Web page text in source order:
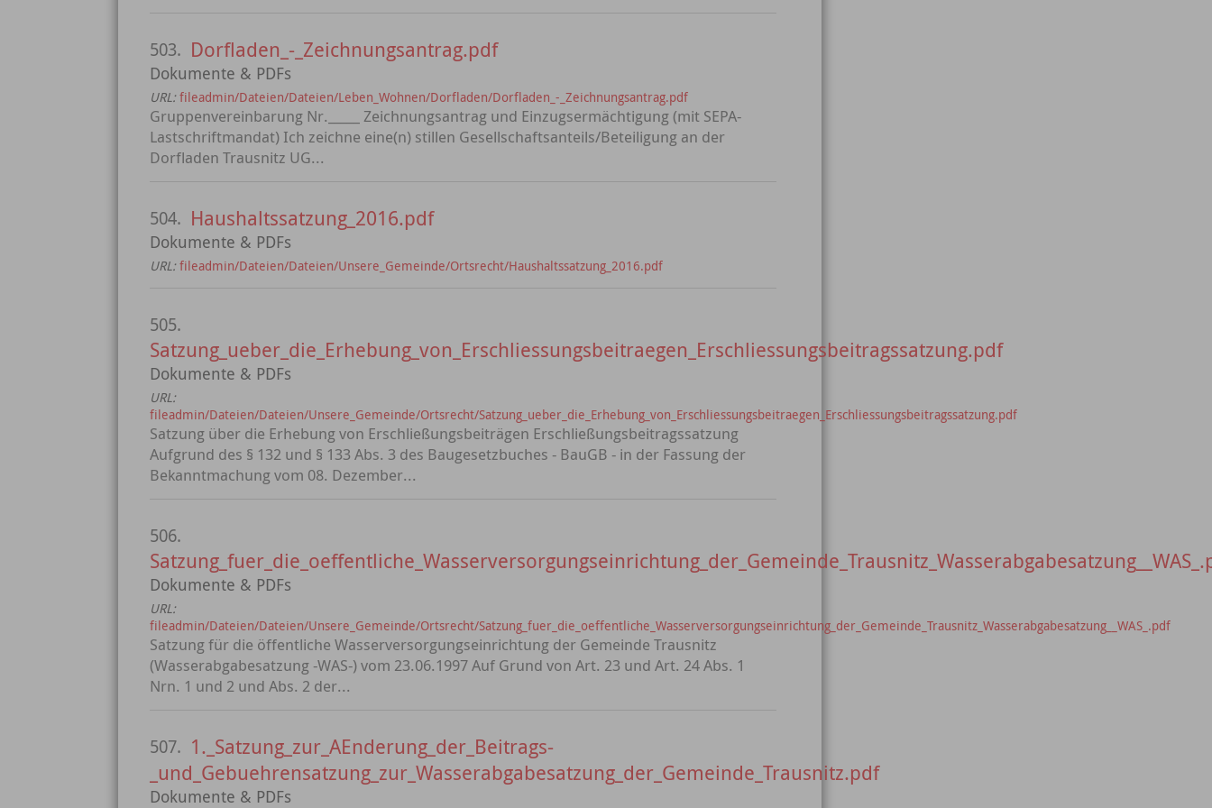
503. Dorfladen_-_Zeichnungsantrag.pdf
Dokumente & PDFs
URL: fileadmin/Dateien/Dateien/Leben_Wohnen/Dorfladen/Dorfladen_-_Zeichnungsantrag.pdf
Gruppenvereinbarung Nr._____ Zeichnungsantrag und Einzugsermächtigung (mit SEPA-
Lastschriftmandat) Ich zeichne eine(n) stillen Gesellschaftsanteils/Beteiligung an der
Dorfladen Trausnitz UG...
504. Haushaltssatzung_2016.pdf
Dokumente & PDFs
URL: fileadmin/Dateien/Dateien/Unsere_Gemeinde/Ortsrecht/Haushaltssatzung_2016.pdf
505.
Satzung_ueber_die_Erhebung_von_Erschliessungsbeitraegen_Erschliessungsbeitragssatzung.pdf
Dokumente & PDFs
URL:
fileadmin/Dateien/Dateien/Unsere_Gemeinde/Ortsrecht/Satzung_ueber_die_Erhebung_von_Erschliessungsbeitraegen_Erschliessungsbeitragssatzung.pdf
Satzung über die Erhebung von Erschließungsbeiträgen Erschließungsbeitragssatzung
Aufgrund des § 132 und § 133 Abs. 3 des Baugesetzbuches - BauGB - in der Fassung der
Bekanntmachung vom 08. Dezember...
506.
Dokumente & PDFs
URL:
fileadmin/Dateien/Dateien/Unsere_Gemeinde/Ortsrecht/Satzung_fuer_die_oeffentliche_Wasserversorgungseinrichtung_der_Gemeinde_Trausnitz_Wasserabgabesatzung__WAS_.pdf
Satzung für die öffentliche Wasserversorgungseinrichtung der Gemeinde Trausnitz
(Wasserabgabesatzung -WAS-) vom 23.06.1997 Auf Grund von Art. 23 und Art. 24 Abs. 1
Nrn. 1 und 2 und Abs. 2 der...
507. 1._Satzung_zur_AEnderung_der_Beitrags-
_und_Gebuehrensatzung_zur_Wasserabgabesatzung_der_Gemeinde_Trausnitz.pdf
Dokumente & PDFs